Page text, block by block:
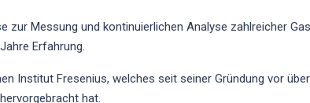
Messung und kontinuierlichen Analyse zahlreicher
Erfahrung.
Institut Fresenius, welches seit seiner Gründung vor
hat.